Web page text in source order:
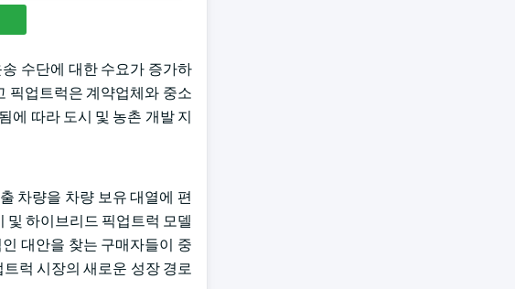
수단에 대한 수요가 증가하
픽업트럭은 계약업체와 중소
에 따라 도시 및 농촌 개발 지
차량을 차량 보유 대열에 편
및 하이브리드 픽업트럭 모델
대안을 찾는 구매자들이 중
럭 시장의 새로운 성장 경로